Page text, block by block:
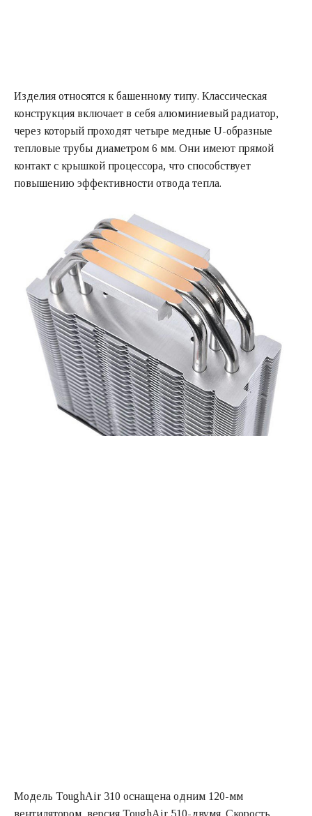
Изделия относятся к башенному типу. Классическая
конструкция включает в себя алюминиевый радиатор,
через который проходят четыре медные U-образные
тепловые трубы диаметром 6 мм. Они имеют прямой
контакт с крышкой процессора, что способствует
повышению эффективности отвода тепла.
Модель ToughAir 310 оснащена одним 120-мм